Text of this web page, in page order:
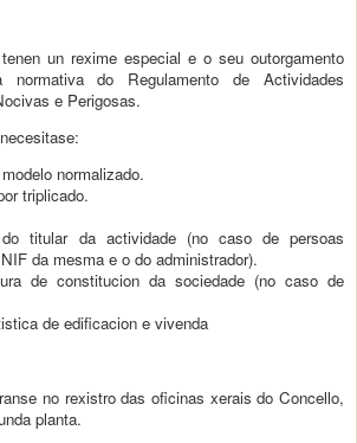
un rexime especial e o seu outorgamento
normativa do Regulamento de Actividades
e Perigosas.
normalizado.
triplicado.
titular da actividade (no caso de persoas
da mesma e o do administrador).
de constitucion da sociedade (no caso de
de edificacion e vivenda
no rexistro das oficinas xerais do Concello,
planta.